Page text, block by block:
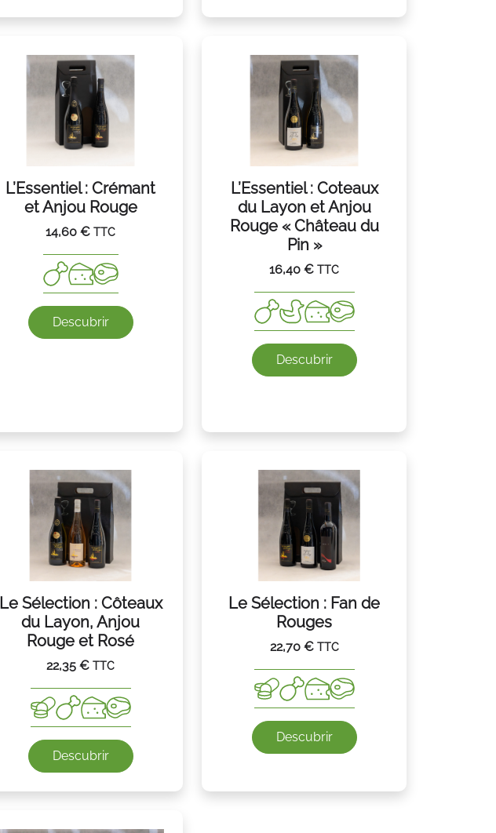
L’Essentiel : Crémant
et Anjou Rouge
14,60 € TTC
Descubrir
L’Essentiel : Coteaux
du Layon et Anjou
Rouge « Château du
Pin »
16,40 € TTC
Descubrir
Le Sélection : Côteaux
du Layon, Anjou
Rouge et Rosé
22,35 € TTC
Descubrir
Le Sélection : Fan de
Rouges
22,70 € TTC
Descubrir